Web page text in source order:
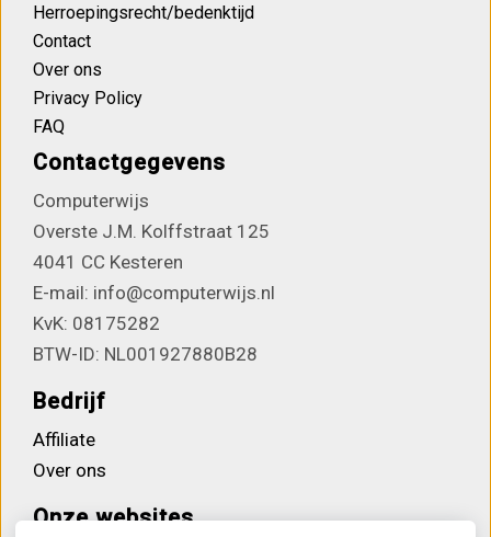
Herroepingsrecht/bedenktijd
Contact
Over ons
Privacy Policy
FAQ
Contactgegevens
Computerwijs
Overste J.M. Kolffstraat 125
4041 CC Kesteren
E-mail: info@computerwijs.nl
KvK: 08175282
BTW-ID: NL001927880B28
Bedrijf
Affiliate
Over ons
Onze websites